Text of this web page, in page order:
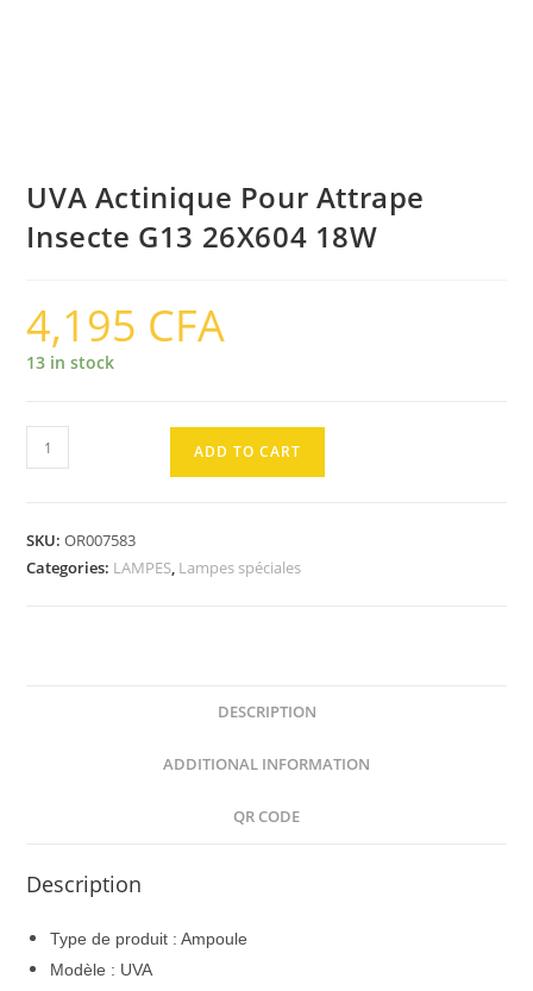
UVA Actinique Pour Attrape
Insecte G13 26X604 18W
4,195 CFA
13 in stock
UVA
Actinique
Insecte
ADD TO CART
SKU:OR007583
Categories: LAMPES, Lampes spéciales
DESCRIPTION
ADDITIONAL INFORMATION
QR CODE
Description
Type de produit : Ampoule
Modèle : UVA